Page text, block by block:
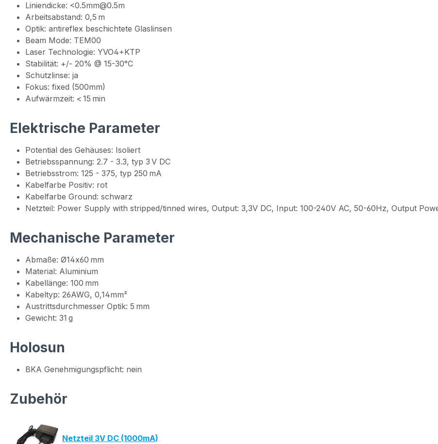
Liniendicke: <0.5mm@0.5m
Arbeitsabstand: 0,5 m
Optik: antireflex beschichtete Glaslinsen
Beam Mode: TEM00
Laser Technologie: YVO4+KTP
Stabilität: +/- 20% @ 15-30°C
Schutzlinse: ja
Fokus: fixed (500mm)
Aufwärmzeit: < 15 min
Elektrische Parameter
Potential des Gehäuses: Isoliert
Betriebsspannung: 2.7 - 3.3, typ 3 V DC
Betriebsstrom: 125 - 375, typ 250 mA
Kabelfarbe Positiv: rot
Kabelfarbe Ground: schwarz
Netzteil: Power Supply with stripped/tinned wires, Output: 3,3V DC, Input: 100-240V AC, 50-60Hz, Output
Mechanische Parameter
Abmaße: Ø14x60 mm
Material: Aluminium
Kabellänge: 100 mm
Kabeltyp: 26AWG, 0,14mm²
Austrittsdurchmesser Optik: 5 mm
Gewicht: 31 g
Holosun
BKA Genehmigungspflicht: nein
Zubehör
Netzteil 3V DC (1000mA)